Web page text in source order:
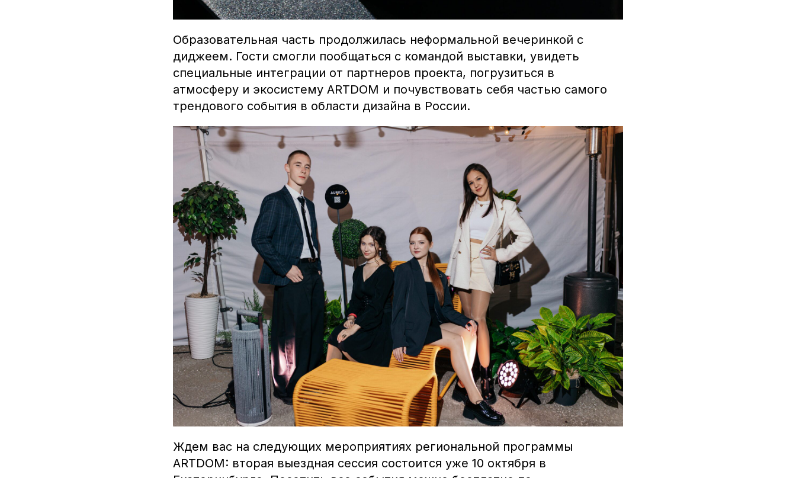
Образовательная часть продолжилась неформальной вечеринкой с
диджеем. Гости смогли пообщаться с командой выставки, увидеть
специальные интеграции от партнеров проекта, погрузиться в
атмосферу и экосистему ARTDOM и почувствовать себя частью самого
трендового события в области дизайна в России.
Ждем вас на следующих мероприятиях региональной программы
ARTDOM: вторая выездная сессия состоится уже 10 октября в